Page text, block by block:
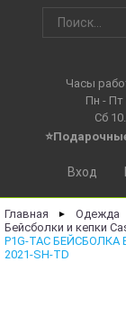
Часы
Пн - Пт
Сб
Вход
Главная ► Одежда
Бейсболки и кепки
P1G-TAC БЕЙСБОЛКА
2021-SH-TD